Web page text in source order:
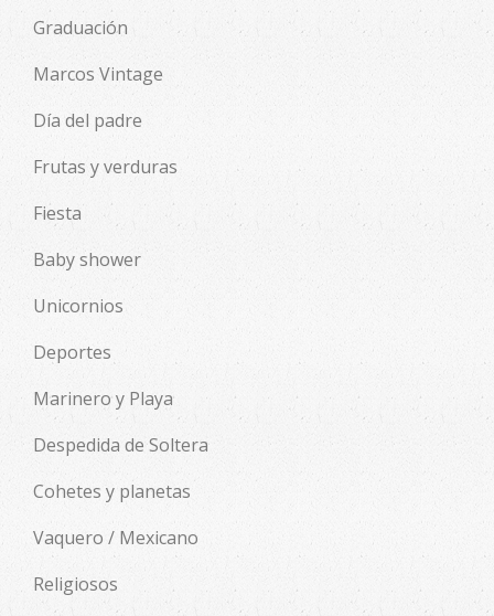
Graduación
Marcos Vintage
Día del padre
Frutas y verduras
Fiesta
Baby shower
Unicornios
Deportes
Marinero y Playa
Despedida de Soltera
Cohetes y planetas
Vaquero / Mexicano
Religiosos